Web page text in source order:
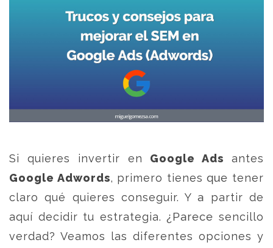
Si quieres invertir en Google Ads antes
Google Adwords, primero tienes que tener
claro qué quieres conseguir. Y a partir de
aquí decidir tu estrategia. ¿Parece sencillo
verdad? Veamos las diferentes opciones y